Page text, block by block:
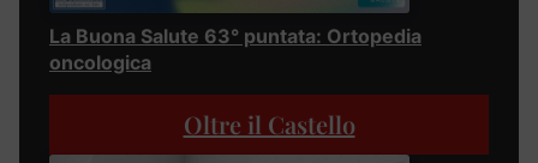
La Buona Salute 63° puntata: Ortopedia
oncologica
Oltre il Castello